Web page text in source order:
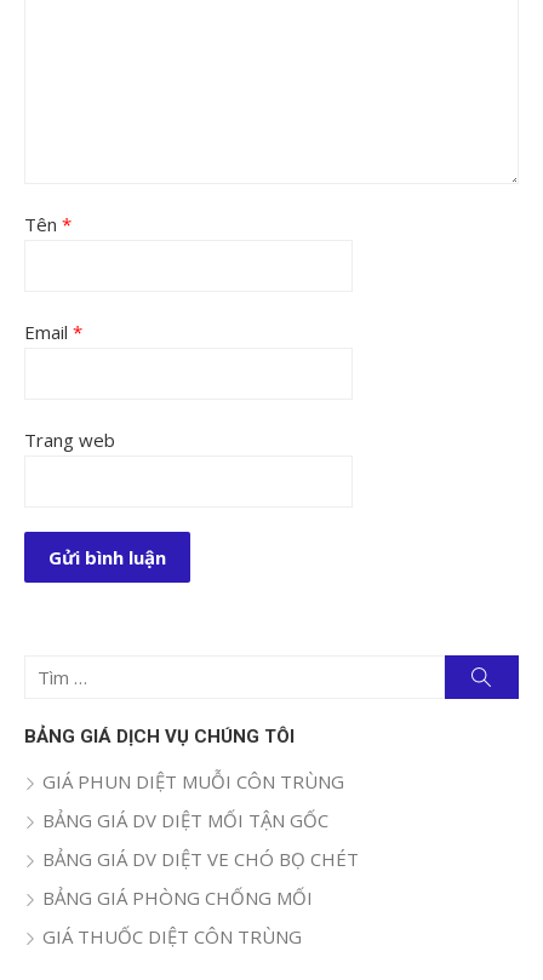
Tên *
Email *
Trang web
Tìm
quả
kiếm
BẢNG GIÁ DỊCH VỤ CHÚNG TÔI
GIÁ PHUN DIỆT MUỖI CÔN TRÙNG
BẢNG GIÁ DV DIỆT MỐI TẬN GỐC
BẢNG GIÁ DV DIỆT VE CHÓ BỌ CHÉT
BẢNG GIÁ PHÒNG CHỐNG MỐI
GIÁ THUỐC DIỆT CÔN TRÙNG